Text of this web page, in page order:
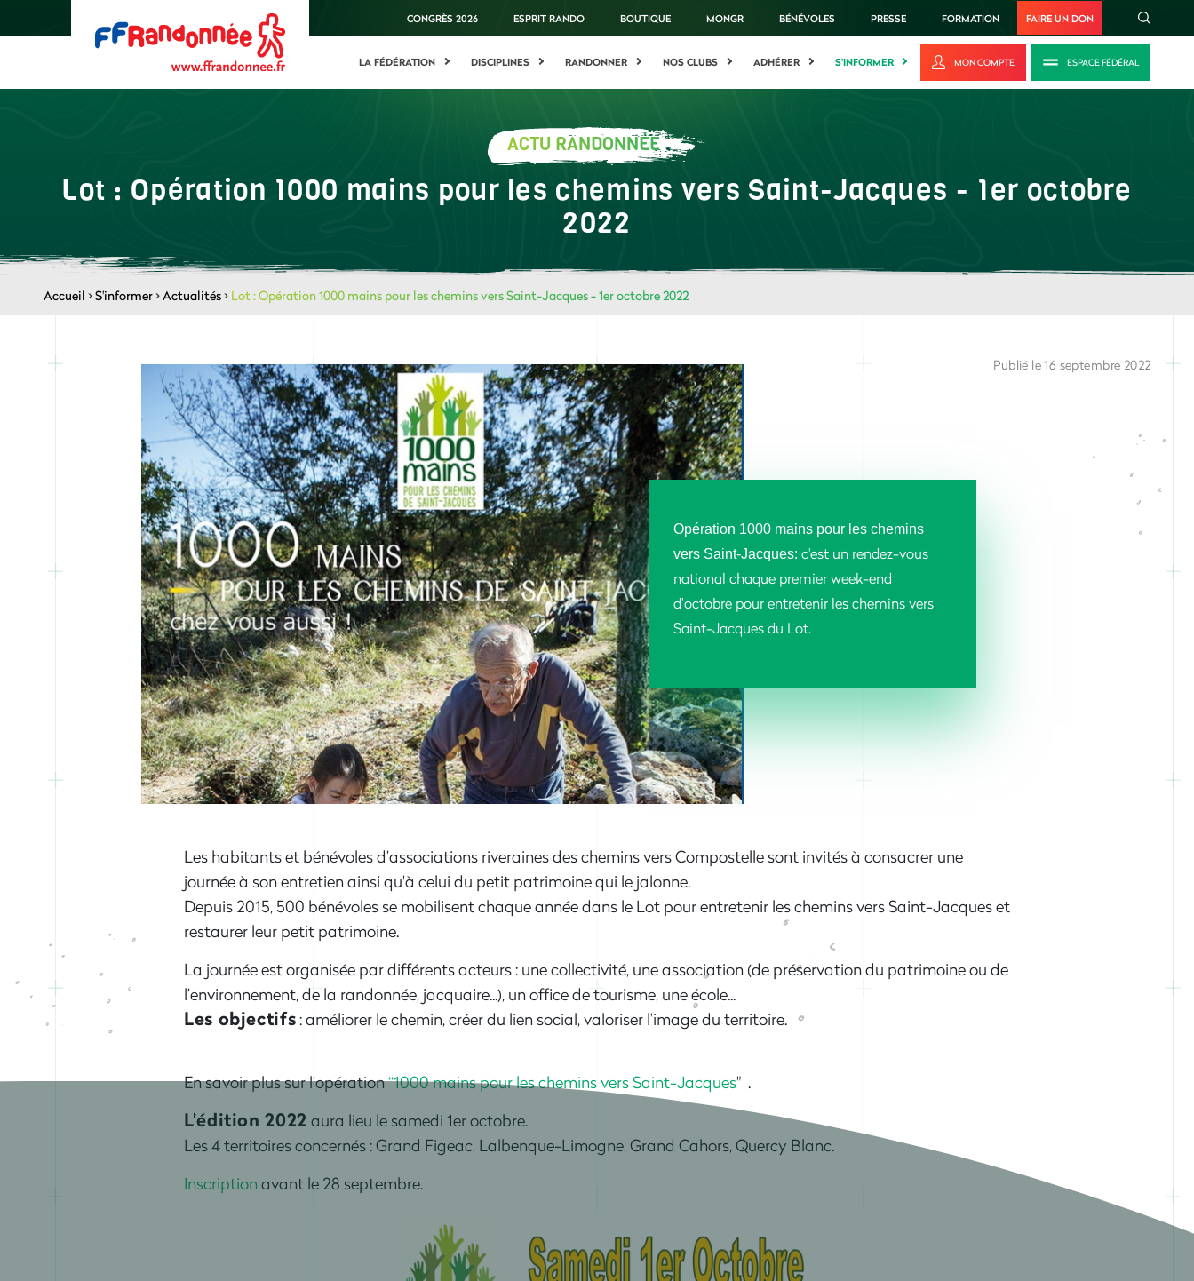
CONGRÈS 2026 ESPRIT RANDO BOUTIQUE MONGR BÉNÉVOLES PRESSE FORMATION FAIRE UN DON
LA FÉDÉRATION DISCIPLINES RANDONNER NOS CLUBS ADHÉRER S'INFORMER MON COMPTE ESPACE FÉDÉRAL
ACTU RANDONNÉE
Lot : Opération 1000 mains pour les chemins vers Saint-Jacques - 1er octobre
2022
Accueil >S'informer>Actualités> Lot : Opération 1000 mains pour les chemins vers Saint-Jacques - 1er octobre 2022
Opération 1000 mains pour les chemins
vers Saint-Jacques:c'est un rendez-vous
national chaque premier week-end
d’octobre pour entretenir les chemins vers
Saint-Jacques du Lot.
Publié le 16 septembre 2022
Les habitants et bénévoles d’associations riveraines des chemins vers Compostelle sont invités à consacrer une
journée à son entretien ainsi qu'à celui du petit patrimoine qui le jalonne.
Depuis 2015, 500 bénévoles se mobilisent chaque année dans le Lot pour entretenir les chemins vers Saint-Jacques et
restaurer leur petit patrimoine.
La journée est organisée par différents acteurs : une collectivité, une association (de préservation du patrimoine ou de
l’environnement, de la randonnée, jacquaire...), un office de tourisme, une école...
Les objectifs: améliorer le chemin, créer du lien social, valoriser l’image du territoire.
En savoir plus sur l’opération“1000 mains pour les chemins vers Saint-Jacques" .
L’édition 2022 aura lieu le samedi 1er octobre.
Les 4 territoires concernés : Grand Figeac, Lalbenque-Limogne, Grand Cahors, Quercy Blanc.
Inscription avant le 28 septembre.